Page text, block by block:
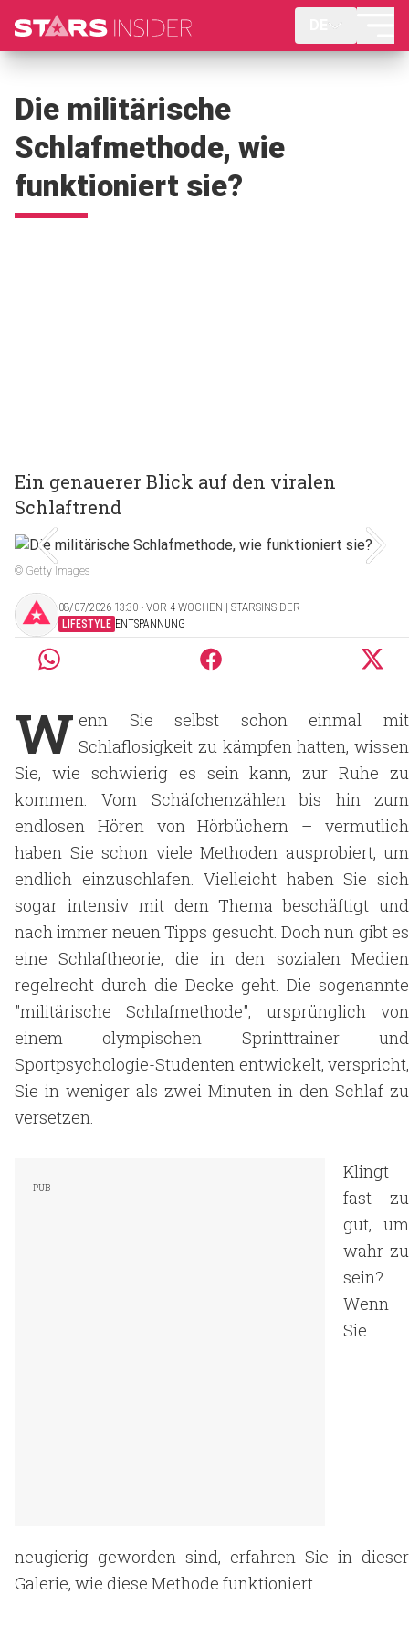
Die militärische
Schlafmethode, wie
funktioniert sie?
Ein genauerer Blick auf den viralen
Schlaftrend
© Getty Images
08/07/2026 13:30 ‧ VOR 4 WOCHEN | STARSINSIDER
LIFESTYLE ENTSPANNUNG
W enn Sie selbst schon einmal mit
Schlaflosigkeit zu kämpfen hatten, wissen
Sie, wie schwierig es sein kann, zur Ruhe zu
kommen. Vom Schäfchenzählen bis hin zum
endlosen Hören von Hörbüchern – vermutlich
haben Sie schon viele Methoden ausprobiert, um
endlich einzuschlafen. Vielleicht haben Sie sich
sogar intensiv mit dem Thema beschäftigt und
nach immer neuen Tipps gesucht. Doch nun gibt es
eine Schlaftheorie, die in den sozialen Medien
regelrecht durch die Decke geht. Die sogenannte
"militärische Schlafmethode", ursprünglich von
einem olympischen Sprinttrainer und
Sportpsychologie-Studenten entwickelt, verspricht,
Sie in weniger als zwei Minuten in den Schlaf zu
versetzen.
Klingt
fast zu
gut, um
wahr zu
sein?
Wenn
Sie
neugierig geworden sind, erfahren Sie in dieser
Galerie, wie diese Methode funktioniert.